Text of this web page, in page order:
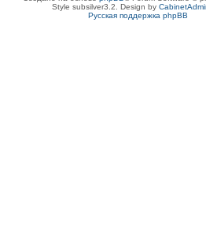
Style subsilver3.2. Design by
Русская поддержка phpBB